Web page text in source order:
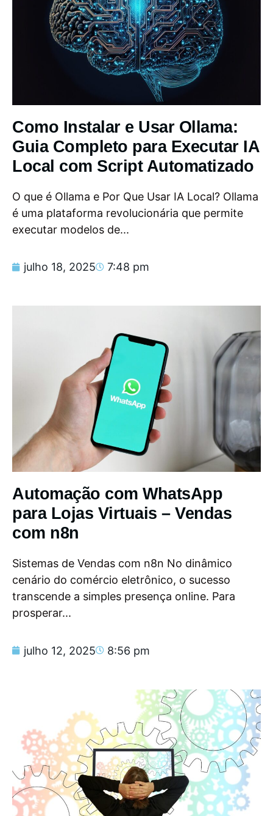
Como Instalar e Usar Ollama:
Guia Completo para Executar IA
Local com Script Automatizado
O que é Ollama e Por Que Usar IA Local? Ollama
é uma plataforma revolucionária que permite
executar modelos de...
julho 18, 2025 7:48 pm
Automação com WhatsApp
para Lojas Virtuais – Vendas
com n8n
Sistemas de Vendas com n8n No dinâmico
cenário do comércio eletrônico, o sucesso
transcende a simples presença online. Para
prosperar...
julho 12, 2025 8:56 pm